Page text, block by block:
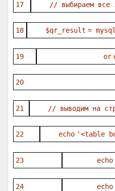
17 // выбираем все
18 $qr_result =
19 or
20
21 // выводим на
22 echo '<table
23 echo
24 echo